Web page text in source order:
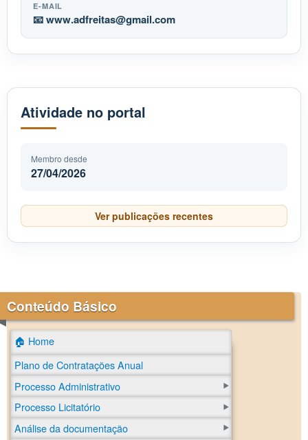
E-MAIL
📧www.adfreitas gmail.com
Atividade no portal
Membro desde
27/04/2026
Ver publicações recentes
Conteúdo Básico
🏠 Home
Plano de Contratações Anual
Processo Administrativo
Processo Licitatório
Análise da documentação